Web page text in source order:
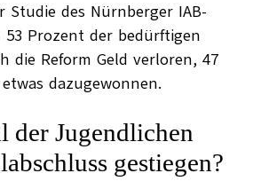
Studie des Nürnberger IAB-
Prozent der bedürftigen
die Reform Geld verloren, 47
dazugewonnen.
der Jugendlichen
gestiegen?